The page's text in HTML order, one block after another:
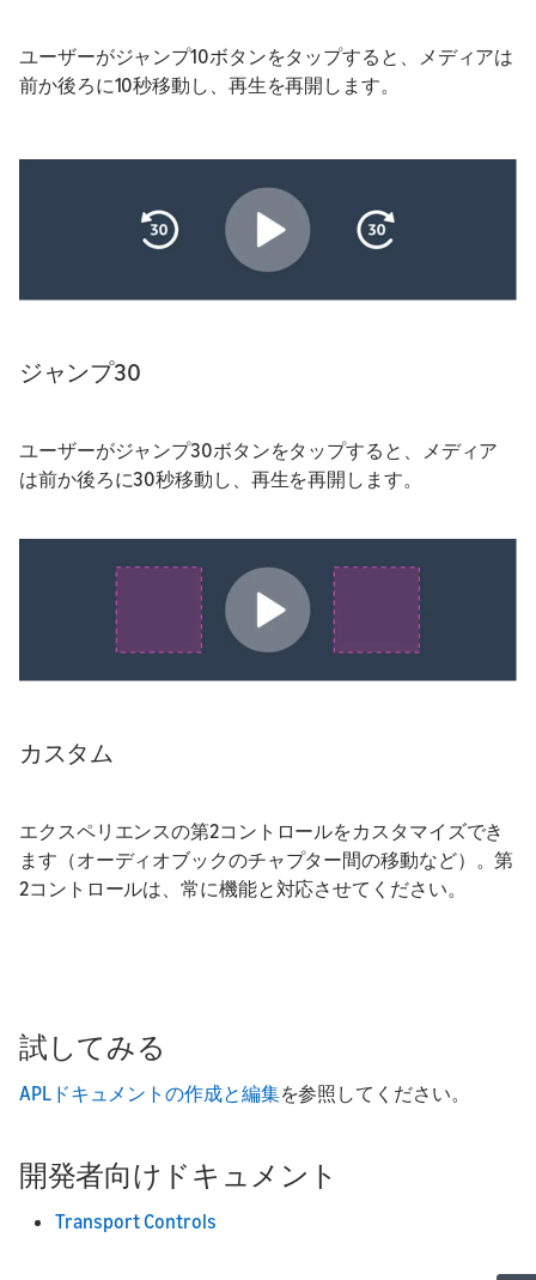
ユーザーがジャンプ10ボタンをタップすると、メディアは
前か後ろに10秒移動し、再生を再開します。
ジャンプ30
ユーザーがジャンプ30ボタンをタップすると、メディア
は前か後ろに30秒移動し、再生を再開します。
カスタム
エクスペリエンスの第2コントロールをカスタマイズでき
ます（オーディオブックのチャプター間の移動など）。第
2コントロールは、常に機能と対応させてください。
試してみる
APLドキュメントの作成と編集を参照してください。
開発者向けドキュメント
Transport Controls